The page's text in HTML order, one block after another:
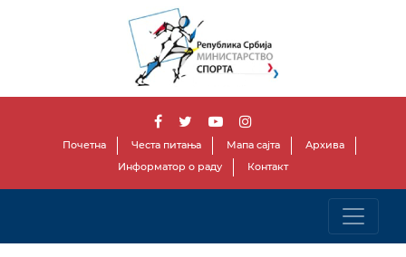
Почетна Честа питања Мапа сајта
Архива
Информатор о раду
Контакт